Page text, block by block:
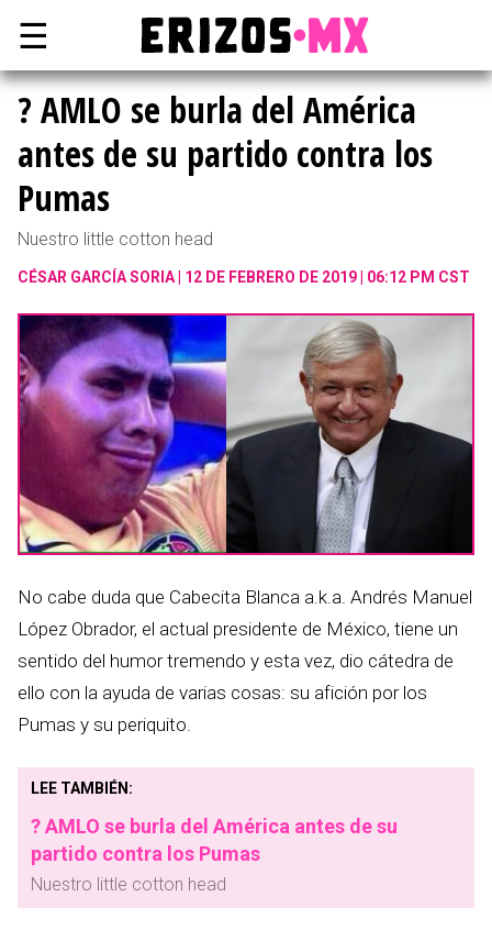
☰
? AMLO se burla del América
antes de su partido contra los
Pumas
Nuestro little cotton head
CÉSAR GARCÍA SORIA 12 DE FEBRERO DE 2019 | 06:12 PM CST
No cabe duda que Cabecita Blanca a.k.a. Andrés Manuel
López Obrador, el actual presidente de México, tiene un
sentido del humor tremendo y esta vez, dio cátedra de
ello con la ayuda de varias cosas: su afición por los
Pumas y su periquito.
LEE TAMBIÉN:
? AMLO se burla del América antes de su
partido contra los Pumas
Nuestro little cotton head